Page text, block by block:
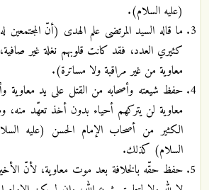
(عليه السلام).
ما قاله السيد المرتضى علم الهدى (أنّ
كثيري العدد، فقد كانت قلوبهم نغلة غير
معاوية من غير مراقبة ولا مساترة).
حفظ شيعته وأصحابه من القتل على يد معاوية
معاوية لن يتركهم أحياء بدون أخذ تعهّد
الكثير من أصحاب الإمام الحسن (عليه
السلام) كذلك.
حفظ حقّه بالخلافة بعد موت معاوية، لأنّ